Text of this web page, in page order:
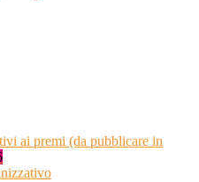
ai premi (da pubblicare in